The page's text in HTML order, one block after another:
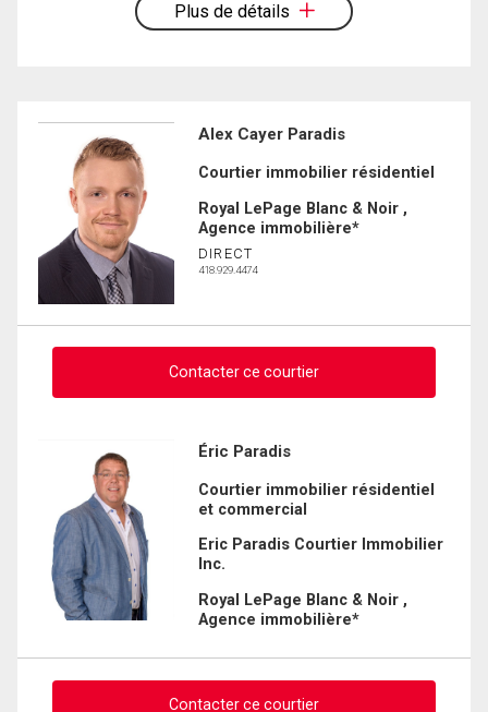
Plus de détails
Alex Cayer Paradis
Courtier immobilier résidentiel
Royal LePage Blanc & Noir ,
Agence immobilière*
DIRECT
418.929.4474
Contacter ce courtier
Demander des infos sur cette inscription
Nom
Courriel
Téléphone
Éric Paradis
Courtier immobilier résidentiel
et commercial
Eric Paradis Courtier Immobilier
Inc.
Royal LePage Blanc & Noir ,
Agence immobilière*
Contacter ce courtier